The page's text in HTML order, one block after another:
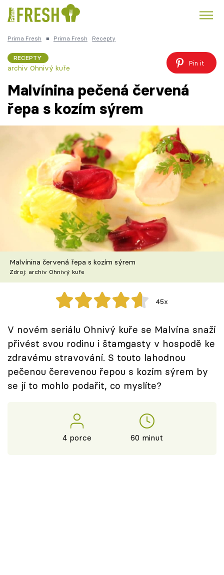
Česká kuchyně
Recepty
Články
TV Program
Škola vaření
Recepty z TV
Speciál: Cuketa
Těhotnej kuchař
Sledujte prima+
Přihlášení
Prima Fresh ■ Prima Fresh Recepty
RECEPTY
archiv Ohnivý kuře
Pin it
Malvínina pečená červená
řepa s kozím sýrem
Malvínina červená řepa s kozím sýrem
Zdroj: archiv Ohnivý kuře
45x
V novém seriálu Ohnivý kuře se Malvína snaží
přivést svou rodinu i štamgasty v hospodě ke
zdravému stravování. S touto lahodnou
pečenou čerevenou řepou s kozím sýrem by
se jí to mohlo podařit, co myslíte?
4 porce 60 minut